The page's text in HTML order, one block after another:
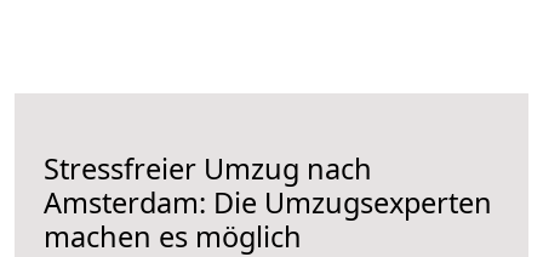
Stressfreier Umzug nach
Amsterdam: Die Umzugsexperten
machen es möglich